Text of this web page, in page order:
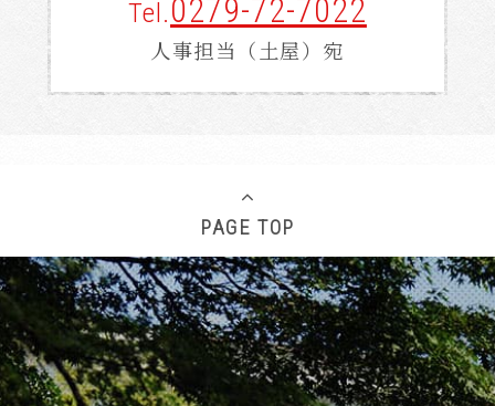
Tel.0279-72-7022
人事担当（土屋）宛
PAGE TOP